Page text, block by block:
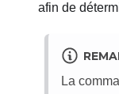
afin de
La